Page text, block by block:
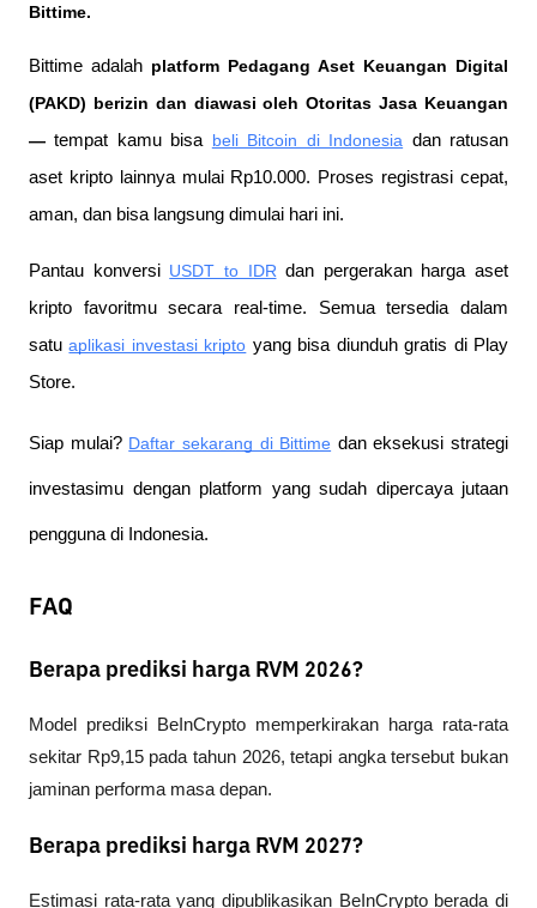
Bittime.
Bittime adalah platform Pedagang Aset Keuangan Digital
(PAKD) berizin dan diawasi oleh Otoritas Jasa Keuangan
— tempat kamu bisa beli Bitcoin di Indonesia dan ratusan
aset kripto lainnya mulai Rp10.000. Proses registrasi cepat,
aman, dan bisa langsung dimulai hari ini.
Pantau konversi USDT to IDR dan pergerakan harga aset
kripto favoritmu secara real-time. Semua tersedia dalam
satu aplikasi investasi kripto yang bisa diunduh gratis di Play
Store.
Siap mulai? Daftar sekarang di Bittime dan eksekusi strategi
investasimu dengan platform yang sudah dipercaya jutaan
pengguna di Indonesia.
FAQ
Berapa prediksi harga RVM 2026?
Model prediksi BeInCrypto memperkirakan harga rata-rata
sekitar Rp9,15 pada tahun 2026, tetapi angka tersebut bukan
jaminan performa masa depan.
Berapa prediksi harga RVM 2027?
Estimasi rata-rata yang dipublikasikan BeInCrypto berada di